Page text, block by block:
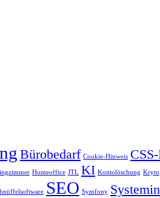
Bürobedarf Cookie-Hinweis
Homeoffice JTL KI Kontolöschung Kryto
SEO Symfony